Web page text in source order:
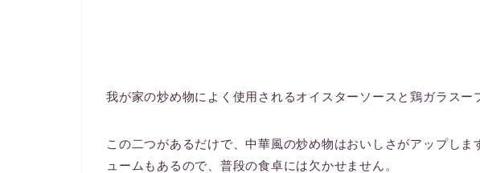
我が家の炒め物によく使用されるオイスターソースと鶏ガラスー
この二つがあるだけで、中華風の炒め物はおいしさがアップしま
ュームもあるので、普段の食卓には欠かせません。